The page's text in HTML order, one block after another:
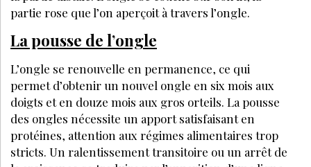
SANTÉ MÉDECINE MARS 2025